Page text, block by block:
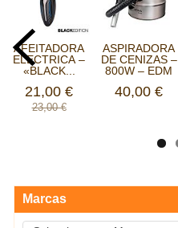
Marcas
AFEITADORA
ELECTRICA –
«BLACK...
21,00 €
23,00 €
ASPIRADORA
DE CENIZAS –
800W – EDM
40,00 €